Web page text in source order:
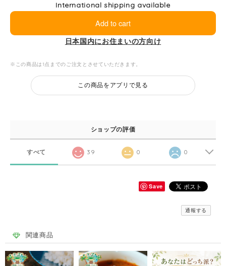
International shipping available
Add to cart
日本国内にお住まいの方向け
※この商品は1点までのご注文とさせていただきます。
この商品をアプリで見る
ショップの評価
すべて 39 0 0
Save
通報する
関連商品